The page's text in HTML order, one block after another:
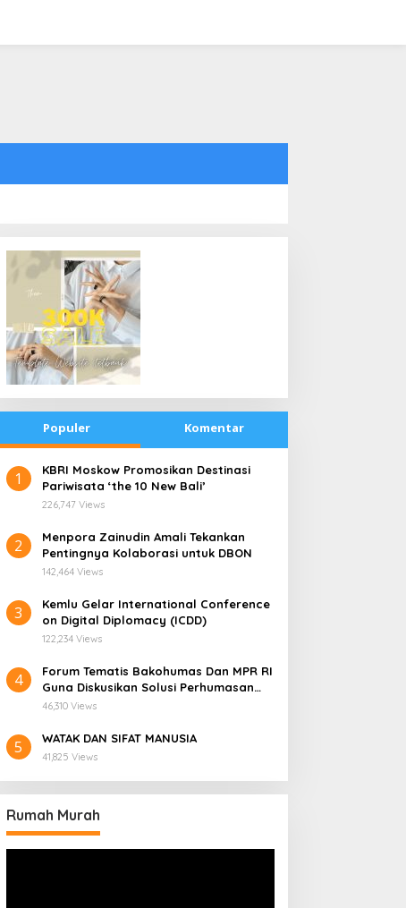
Tradisi Bakar Batu di
Papua Menjadi Simbol
Kemana Harga Saham
Populer Komentar
1
​KBRI Moskow Promosikan Destinasi
Pariwisata ‘the 10 New Bali’
226,747 Views
2
​Menpora Zainudin Amali Tekankan
Pentingnya Kolaborasi untuk DBON
142,464 Views
3
​Kemlu Gelar International Conference
on Digital Diplomacy (ICDD)
122,234 Views
4
Forum Tematis Bakohumas Dan MPR RI
Guna Diskusikan Solusi Perhumasan
Juga Tuk Perkuat Lembaga Masing –
46,310 Views
5 WATAK DAN SIFAT MANUSIA
41,825 Views
Rumah Murah